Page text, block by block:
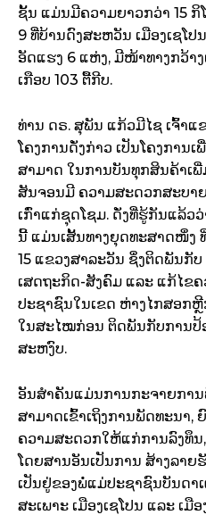
ຊັ້ນ ແມ່ນມີຄວາມຍາວກວ່າ 15 ກິ
9 ທີ່ບ້ານດົງສະຫວັນ ເມືອງເຊໂປ
ອັດແຮງ 6 ແຫ່ງ, ມີໜ້າທາງກວ້າ
ເກືອບ 103 ຕື້ກີບ.
ທ່ານ ດຣ. ສຸພັນ ແກ້ວມີໄຊ ເຈົ້າແ
ໂຄງການດັ່ງກ່າວ ເປັນໂຄງການ
ສາມາດ ໃນການບັນທຸກສິນຄ້າເ
ສັນຈອນມີ ຄວາມສະດວກສະບາ
ເກົ່າແກ່ຊຸດໂຊມ. ດັ່ງທີ່ຮູ້ກັນແລ້ວ
ນີ້ ແມ່ນເສັ້ນທາງຍຸດທະສາດໜຶ່ງ
15 ແຂວງສາລະວັນ ຊຶ່ງຕິດພັນກັ
ເສດຖະກິດ-ສັງຄົມ ແລະ ແກ້ໄຂ
ປະຊາຊົນໃນເຂດ ຫ່າງໄກສອກ
ໃນສະໄໝກ່ອນ ຕິດພັນກັບການປ້
ສະຫງົບ.
ອັນສຳຄັນແມ່ນການກະຈາຍກາ
ສາມາດເຂົ້າເຖິງການພັດທະນາ,
ຄວາມສະດວກໃຫ້ແກ່ການລົງທຶນ
ໂດຍສານອັນເປັນການ ສ້າງລາ
ເປັນຢູ່ຂອງພໍ່ແມ່ປະຊາຊົນບັນດາ
ສະເພາະ ເມືອງເຊໂປນ ແລະ ເມື